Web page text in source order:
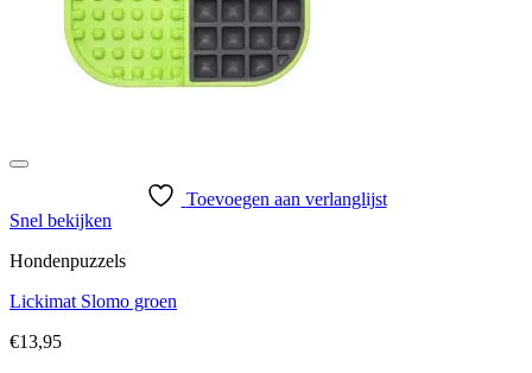
Toevoegen aan verlanglijst
Snel bekijken
Hondenpuzzels
Lickimat Slomo groen
€13,95